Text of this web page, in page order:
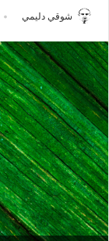
شوقي دليمي